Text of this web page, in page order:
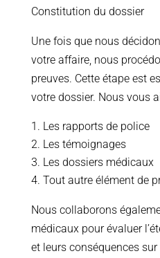
Constitution du dossier
Une fois que nous
votre affaire, nous
preuves. Cette étape est
votre dossier. Nous vous
Les rapports de police
Les témoignages
Les dossiers médicaux
Tout autre élément de
Nous collaborons
médicaux pour évaluer
et leurs conséquences